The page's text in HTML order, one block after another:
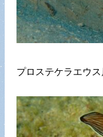
プロステケラエウス